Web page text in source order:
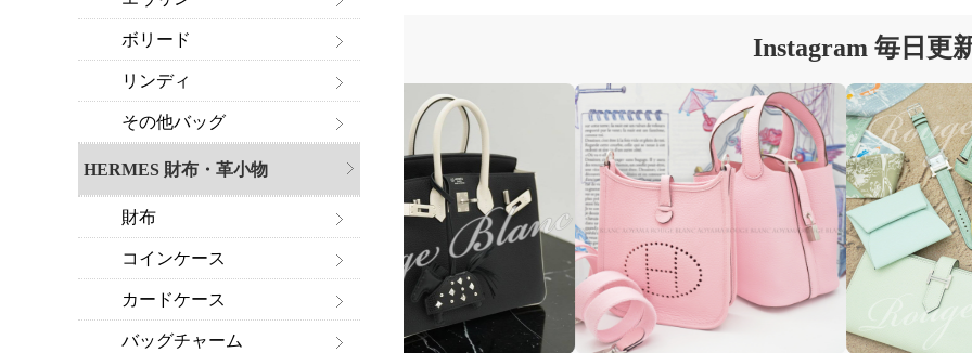
Instagram 毎日更
ボリード
リンディ
その他バッグ
HERMES 財布・革小物
財布
コインケース
カードケース
バッグチャーム